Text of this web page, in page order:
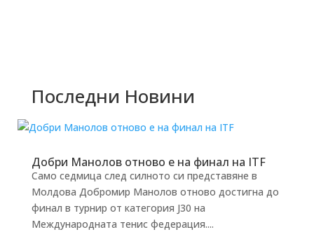
Последни Новини
Добри Манолов отново е на финал на ITF
Само седмица след силното си представяне в
Молдова Добромир Манолов отново достигна до
финал в турнир от категория J30 на
Международната тенис федерация....